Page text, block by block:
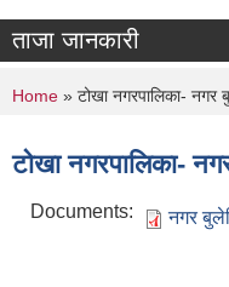
ताजा जानकारी
You are here
Home » टोखा नगरपालिका- नगर
टोखा नगरपालिका-
Documents: नगर